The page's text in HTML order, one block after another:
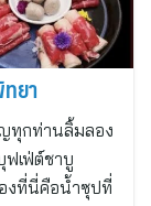
ยา
ญทุกท่านลิ้มลอง
ฟเฟ่ต์ชาบู
งที่นี่คือน้ำซุปที่